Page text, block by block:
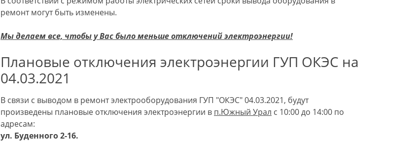
ремонт могут быть изменены.
Мы делаем все, чтобы у Вас было меньше отключений электроэнергии!
Плановые отключения электроэнергии ГУП ОКЭС на
04.03.2021
В связи с выводом в ремонт электрооборудования ГУП "ОКЭС" 04.03.2021, будут
произведены плановые отключения электроэнергии в п.Южный Урал с 10:00 до 14:00 по
адресам:
ул. Буденного 2-16.